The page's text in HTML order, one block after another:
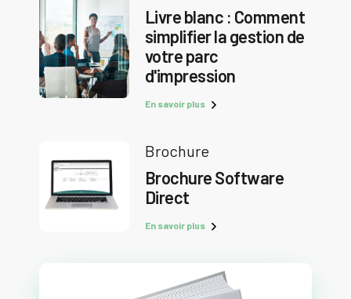
Livre blanc : Comment
simplifier la gestion de
votre parc
d'impression
En savoir plus
Brochure
Brochure Software
Direct
En savoir plus